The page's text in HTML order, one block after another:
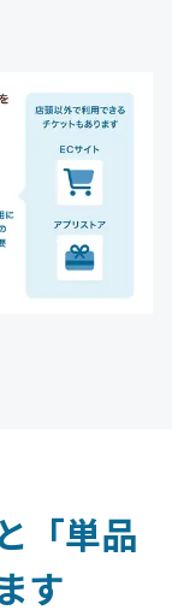
「単品
す